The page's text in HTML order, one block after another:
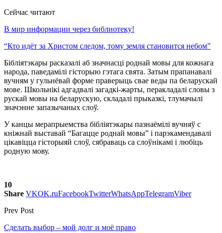
Сейчас читают
В мир информации через библиотеку!
“Кто идёт за Христом следом, тому земля становится небом”
Бібліятэкары расказалі аб значнасці роднай мовы для кожнага
народа, паведамілі гісторыю гэтага свята. Затым прапанавалі
вучням у гульнёвай форме праверыць свае веды па беларускай
мове. Школьнікі адгадвалі загадкі-жарты, перакладалі словы з
рускай мовы на беларускую, складалі прыказкі, тлумачылі
значэнне запазычаных слоў.
У канцы мерапрыемства бібліятэкары пазнаёмілі вучняў с
кніжнай выставай “Багацце роднай мовы” і парэкамендавалі
цікавіцца гісторыяй слоў, сябраваць са слоўнікамі і любіць
родную мову.
10
Share VKOK.ruFacebookTwitterWhatsAppTelegramViber
Prev Post
Сделать выбор – мой долг и моё право